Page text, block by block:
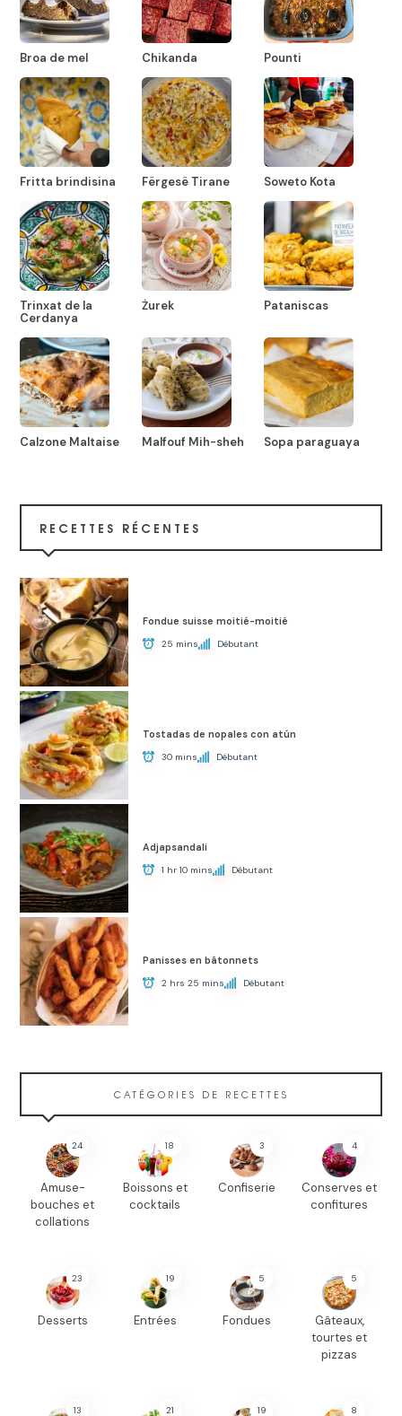
Broa de mel Chikanda Pounti
Fritta brindisina Fërgesë Tirane Soweto Kota
Trinxat de la
Cerdanya
Żurek Pataniscas
Calzone Maltaise Malfouf Mih-sheh Sopa paraguaya
RECETTES RÉCENTES
Fondue suisse moitié-moitié
25 mins Débutant
Tostadas de nopales con atún
30 mins Débutant
Adjapsandali
1 hr 10 mins Débutant
Panisses en bâtonnets
2 hrs 25 mins Débutant
CATÉGORIES DE RECETTES
24
Amuse-
bouches et
collations
18
Boissons et
cocktails
3
Confiserie
4
Conserves et
confitures
23
Desserts
19
Entrées
5
Fondues
5
Gâteaux,
tourtes et
pizzas
13 21 19 8